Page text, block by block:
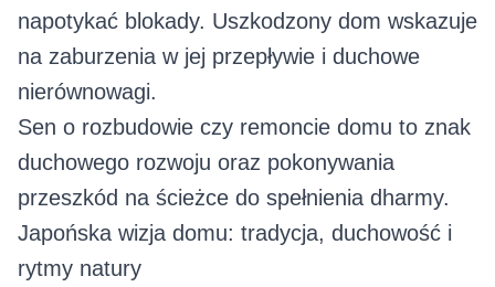
napotykać blokady. Uszkodzony dom wskazuje
na zaburzenia w jej przepływie i duchowe
nierównowagi.
Sen o rozbudowie czy remoncie domu to znak
duchowego rozwoju oraz pokonywania
przeszkód na ścieżce do spełnienia dharmy.
Japońska wizja domu: tradycja, duchowość i
rytmy natury